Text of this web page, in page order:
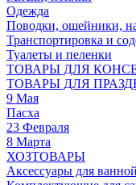
Одежда
Поводки, ошейники,
Транспортировка и
Туалеты и пеленки
ТОВАРЫ ДЛЯ
ТОВАРЫ ДЛЯ
9 Мая
Пасха
23 Февраля
8 Марта
ХОЗТОВАРЫ
Аксессуары для